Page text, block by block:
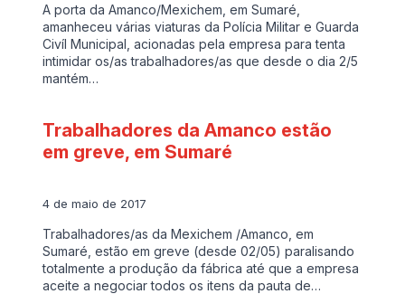
A porta da Amanco/Mexichem, em Sumaré,
amanheceu várias viaturas da Polícia Militar e Guarda
Civíl Municipal, acionadas pela empresa para tenta
intimidar os/as trabalhadores/as que desde o dia 2/5
mantém…
Trabalhadores da Amanco estão
em greve, em Sumaré
4 de maio de 2017
Trabalhadores/as da Mexichem /Amanco, em
Sumaré, estão em greve (desde 02/05) paralisando
totalmente a produção da fábrica até que a empresa
aceite a negociar todos os itens da pauta de…